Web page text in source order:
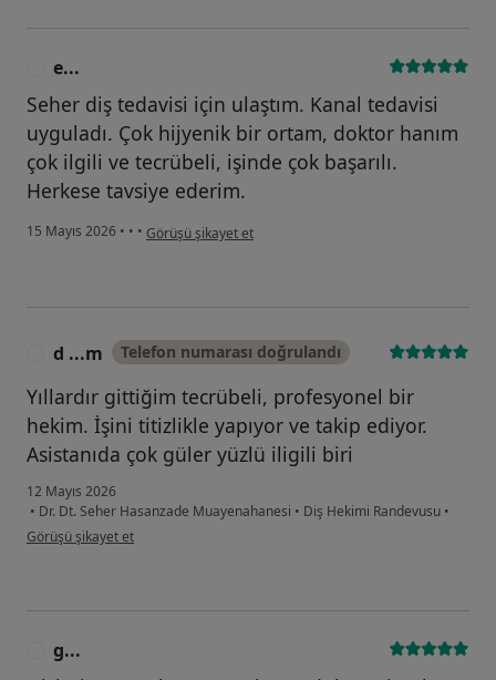
e...
Seher diş tedavisi için ulaştım. Kanal tedavisi
uyguladı. Çok hijyenik bir ortam, doktor hanım
çok ilgili ve tecrübeli, işinde çok başarılı.
Herkese tavsiye ederim.
15 Mayıs 2026 • • • kullanıcının görüşüne göre e...
Görüşü şikayet et
d ...m Telefon numarası doğrulandı
Yıllardır gittiğim tecrübeli, profesyonel bir
hekim. İşini titizlikle yapıyor ve takip ediyor.
Asistanıda çok güler yüzlü iligili biri
12 Mayıs 2026
• Dr. Dt. Seher Hasanzade Muayenahanesi • Diş Hekimi Randevusu •
kullanıcının görüşüne göre d ...m
Görüşü şikayet et
g...